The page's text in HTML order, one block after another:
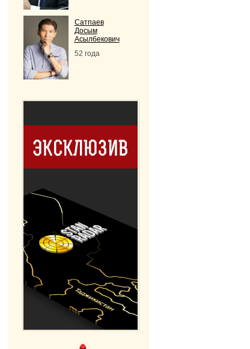
Сатпаев
Досым
Асылбекович
52 года